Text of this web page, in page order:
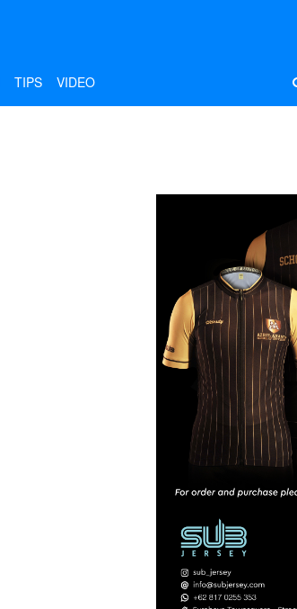
TIPS VIDEO